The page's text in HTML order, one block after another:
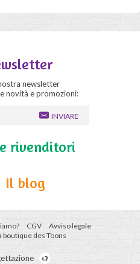
newsletter
novità e promozioni:
INVIARE
rivenditori
Il blog
CGV
Avviso legale
boutique des Toons